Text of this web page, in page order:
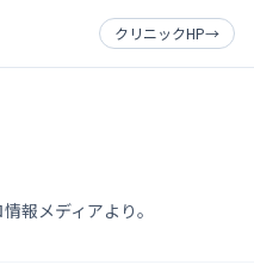
クリニックHP→
報メディアより。